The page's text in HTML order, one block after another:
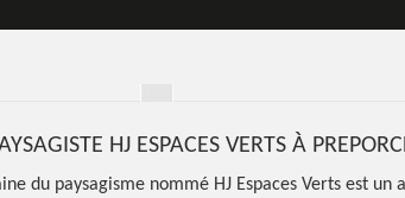
HJ ESPACES VERTS À
du paysagisme nommé HJ Espaces Verts est un